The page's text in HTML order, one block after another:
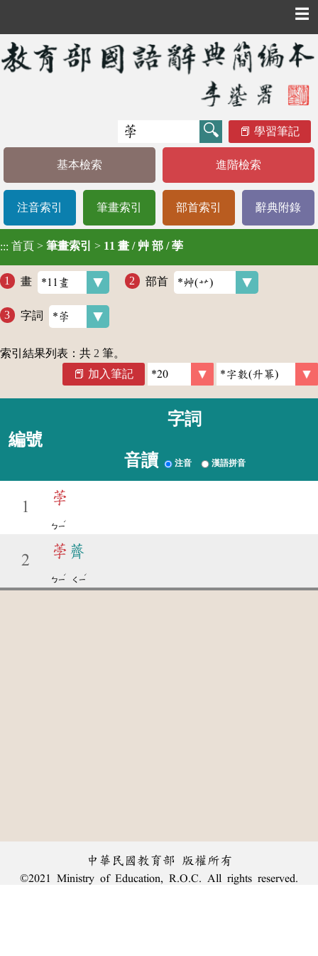
☰
學習筆記
基本檢索 進階檢索
注音索引 筆畫索引 部首索引 辭典附錄
::: 首頁 > 筆畫索引 > 11 畫 / 艸 部 / 荸
畫 部首
字詞
索引結果列表：共 2 筆。
加入筆記
編號
字詞
音讀 注音 漢語拼音
1
荸
ㄅㄧ
ˊ
2
荸 薺
ㄅㄧ
ˊ
ㄑㄧ
ˊ
中華民國教育部 版權所有
©2021 Ministry of Education, R.O.C. All rights reserved.